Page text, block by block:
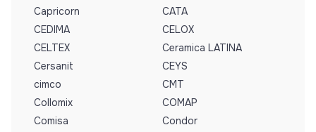
Capricorn
CATA
CEDIMA
CELOX
CELTEX
Ceramica LATINA
Cersanit
CEYS
cimco
CMT
Collomix
COMAP
Comisa
Condor